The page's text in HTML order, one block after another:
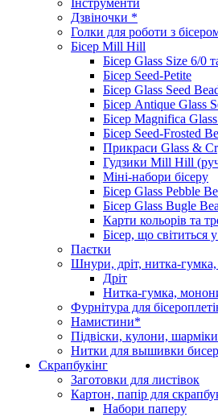
Дзвіночки *
Голки для роботи з
Бісер Mill Hill
Бісер Glass Size 6/0
Бісер Seed-Petite
Бісер Glass Seed
Бісер Antique Glass
Бісер Magnifica
Бісер Seed-Frosted
Прикраси Glass &
Гудзики Mill Hill
Міні-набори бісеру
Бісер Glass Pebble
Бісер Glass Bugle
Карти кольорів та
Бісер, що світиться
Паєтки
Шнури, дріт, нитка-
Дріт
Нитка-гумка,
Фурнітура для
Намистини*
Підвіски, кулони, шарміки
Нитки для вышивки
Скрапбукінг
Заготовки для листівок
Картон, папір для
Набори паперу